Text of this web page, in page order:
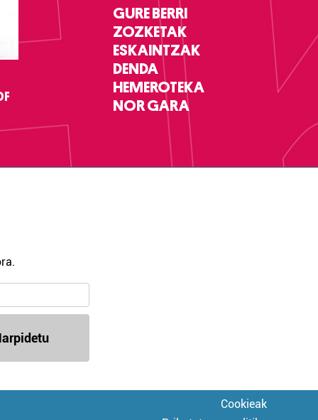
GURE BERRI
ZOZKETAK
ESKAINTZAK
DENDA
HEMEROTEKA
NOR GARA
Cookieak